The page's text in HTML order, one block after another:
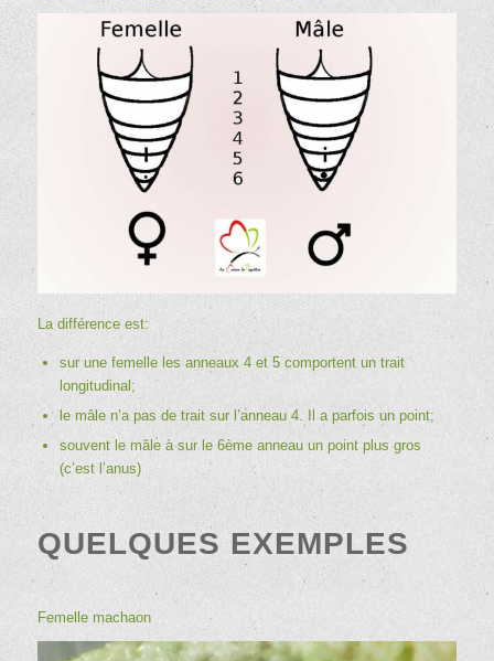
La différence est:
sur une femelle les anneaux 4 et 5 comportent un trait
longitudinal;
le mâle n’a pas de trait sur l’anneau 4. Il a parfois un point;
souvent le mâle à sur le 6ème anneau un point plus gros
(c’est l’anus)
QUELQUES EXEMPLES
Femelle machaon